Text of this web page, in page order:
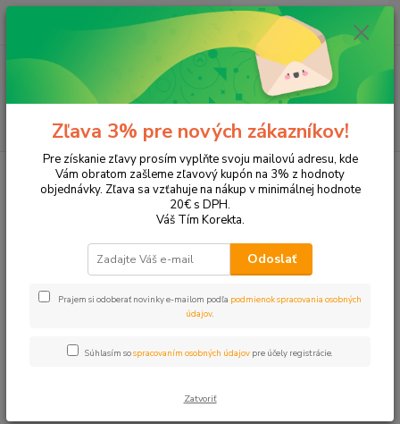
Hľadať
ks
za 0,00 EUR
Tonery a náplne do tlačiarní Hewlett Packard
HP LaserJet
LaserJet M1319 mfp
LaserJet M1319 mfp
Upresniť parametre
strana
Zľava 3% pre nových zákazníkov!
Pre získanie zľavy prosím vyplňte svoju mailovú adresu, kde
Vám obratom zašleme zľavový kupón na 3% z hodnoty
objednávky. Zľava sa vzťahuje na nákup v minimálnej hodnote
20€ s DPH.
Váš Tím Korekta.
Odoslať
Prajem si odoberať novinky e-mailom podľa podmienok spracovania osobných
údajov.
Súhlasím sospracovaním osobných údajov pre účely registrácie.
Zatvoriť